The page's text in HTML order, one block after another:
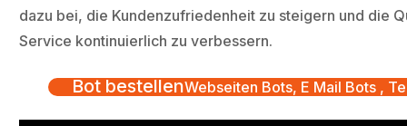
dazu bei, die Kundenzufriedenheit zu steigern und die
Service kontinuierlich zu verbessern.
Bot bestellenWebseiten Bots, E Mail Bots ,